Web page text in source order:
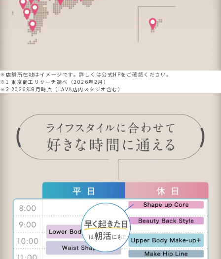
※店舗所在地はイメージです。詳しくは公式HPをご確認ください。
※1 東京商工リサーチ調べ（2026年2月）
※2 2026年8月時点（LAVA店内スタジオ含む）